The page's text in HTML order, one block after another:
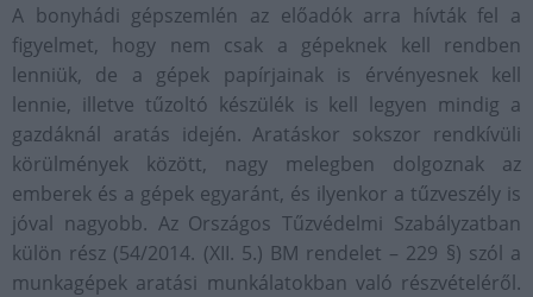
A bonyhádi gépszemlén az előadók arra hívták fel a
figyelmet, hogy nem csak a gépeknek kell rendben
lenniük, de a gépek papírjainak is érvényesnek kell
lennie, illetve tűzoltó készülék is kell legyen mindig a
gazdáknál aratás idején. Aratáskor sokszor rendkívüli
körülmények között, nagy melegben dolgoznak az
emberek és a gépek egyaránt, és ilyenkor a tűzveszély is
jóval nagyobb. Az Országos Tűzvédelmi Szabályzatban
külön rész (54/2014. (XII. 5.) BM rendelet – 229 §) szól a
munkagépek aratási munkálatokban való részvételéről.